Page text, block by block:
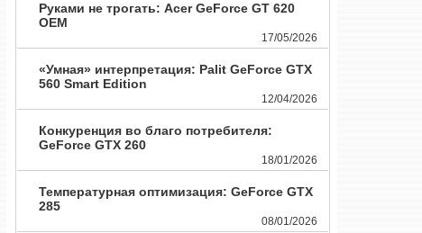
Руками не трогать: Acer GeForce GT 620
OEM
17/05/2026
«Умная» интерпретация: Palit GeForce GTX
560 Smart Edition
12/04/2026
Конкуренция во благо потребителя:
GeForce GTX 260
18/01/2026
Температурная оптимизация: GeForce GTX
285
08/01/2026